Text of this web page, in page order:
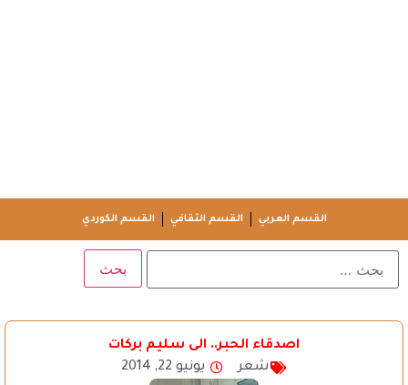
القسم العربي القسم الثقافي القسم الكوردي
اصدقاء الحبر.. الى سليم بركات
شعر
يونيو 22, 2014